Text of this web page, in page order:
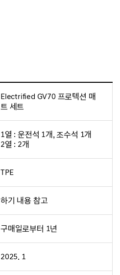
Electrified GV70 프로텍션 매
트 세트
1열 : 운전석 1개, 조수석 1개
2열 : 2개
TPE
하기 내용 참고
구매일로부터 1년
2025. 1